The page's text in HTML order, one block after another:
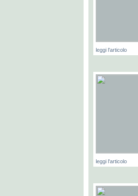
leggi l'articolo
leggi l'articolo